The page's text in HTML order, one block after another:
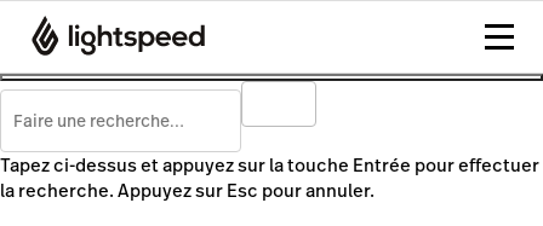
Tapez ci-dessus et appuyez sur la touche Entrée pour effectuer
la recherche. Appuyez sur Esc pour annuler.